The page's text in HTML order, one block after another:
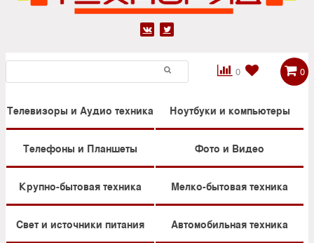
 
0

 0
Телевизоры и Аудио техника Ноутбуки и компьютеры
Телефоны и Планшеты Фото и Видео
Крупно-бытовая техника Мелко-бытовая техника
Свет и источники питания Автомобильная техника